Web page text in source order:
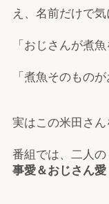
え、名前だけで
「おじさんが煮
「煮魚そのもの
実はこの米田さん
番組では、二人の
事愛＆おじさん愛